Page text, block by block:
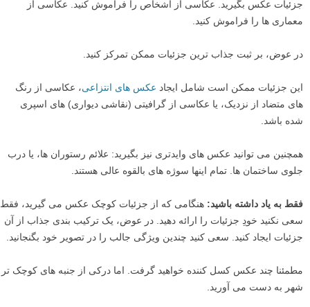
تنها کاری که باید انجام دهید این است که به مدت یک هفته به طور هدفمند از
معماری ها را فراموش کنید.
در عوض، بر ثبت جذاب ترین جزئیات ممکن تمرکز کنید.
این جزئیات ممکن است شامل ایجاد عکس های انتزاعی، عکاسی از رنگ
های متضاد از نزدیک، یا عکاسی از گرافیتی (نقاشی دیواری) های اسپری